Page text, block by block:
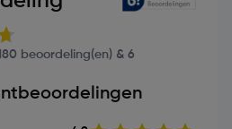
beoordeling(en) & 6